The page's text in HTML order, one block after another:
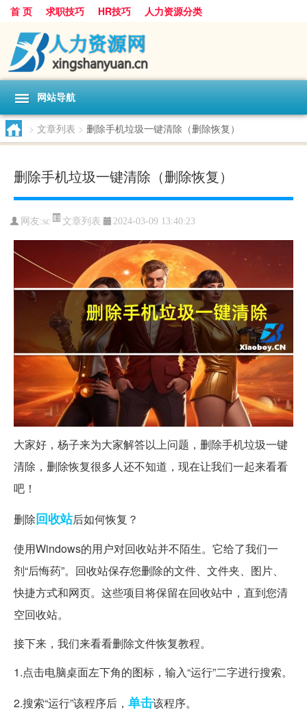
首 页 求职技巧 HR技巧 人力资源分类
网站导航
> 文章列表 > 删除手机垃圾一键清除（删除恢复）
删除手机垃圾一键清除（删除恢复）
网友:sc 文章列表 2024-03-09 13:40:23
大家好，杨子来为大家解答以上问题，删除手机垃圾一键
清除，删除恢复很多人还不知道，现在让我们一起来看看
吧！
删除回收站后如何恢复？
使用Windows的用户对回收站并不陌生。它给了我们一
剂“后悔药”。回收站保存您删除的文件、文件夹、图片、
快捷方式和网页。这些项目将保留在回收站中，直到您清
空回收站。
接下来，我们来看看删除文件恢复教程。
1.点击电脑桌面左下角的图标，输入“运行”二字进行搜索。
2.搜索“运行”该程序后， 单击该程序。